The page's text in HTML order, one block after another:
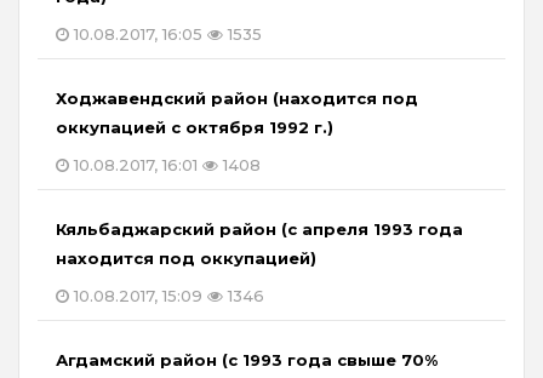
10.08.2017, 16:05
1535
Ходжавендский район (находится под
оккупацией с октября 1992 г.)
10.08.2017, 16:01
1408
Кяльбаджарский район (с апреля 1993 года
находится под оккупацией)
10.08.2017, 15:09
1346
Агдамский район (с 1993 года свыше 70%